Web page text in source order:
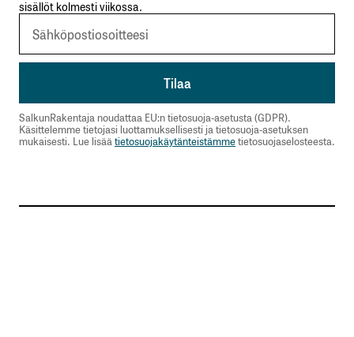
sisällöt kolmesti viikossa.
SalkunRakentaja noudattaa EU:n tietosuoja-asetusta (GDPR).
Käsittelemme tietojasi luottamuksellisesti ja tietosuoja-asetuksen
mukaisesti. Lue lisäätietosuojakäytänteistämmetietosuojaselosteesta.